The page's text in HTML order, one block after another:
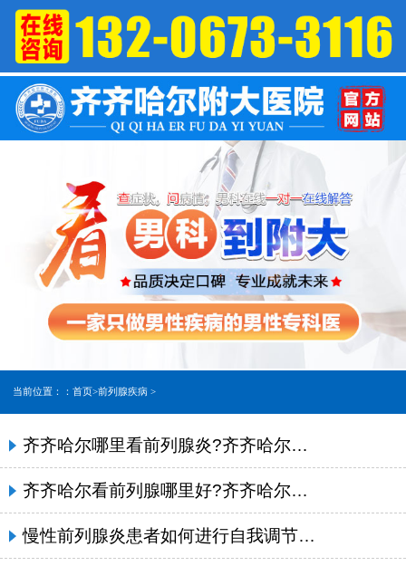
当前位置：： 首页>前列腺疾病 >
齐齐哈尔哪里看前列腺炎?齐齐哈尔泌尿科哪个医院好
齐齐哈尔看前列腺哪里好?齐齐哈尔附大男科医院
慢性前列腺炎患者如何进行自我调节呢?_齐齐哈尔附大男科医院